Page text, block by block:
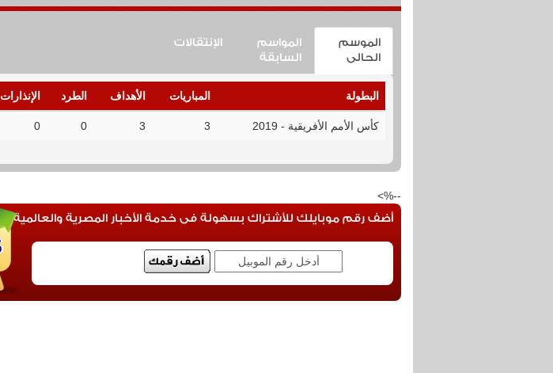
الموسم
الحالى
المواسم
السابقة
الإنتقالات
البطولة المباريات الأهداف الطرد الإنذارات
كأس الأمم الأفريقية - 2019 3
3
0
0
--%>
أضف رقم موبايلك للأشتراك بسهولة فى خدمة الأخبار المصرية والعالمية